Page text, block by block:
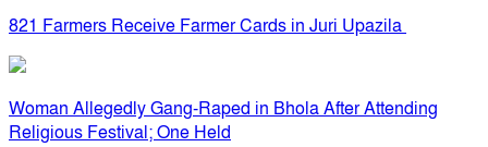
821 Farmers Receive Farmer Cards in Juri Upazila
Woman Allegedly Gang-Raped in Bhola After Attending
Religious Festival; One Held